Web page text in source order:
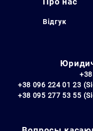
Відгук
+38 096 224 01 23
+38 095 277 53 55